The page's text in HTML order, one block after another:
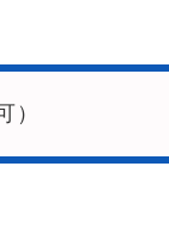
）